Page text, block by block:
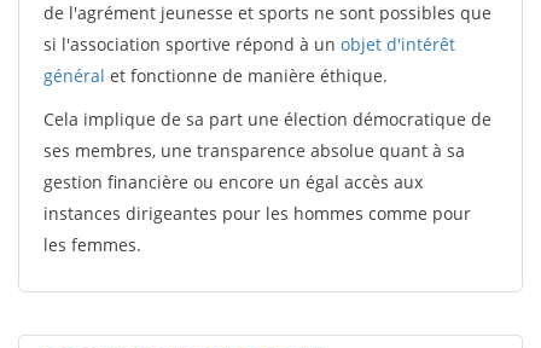
de l'agrément jeunesse et sports ne sont possibles que
si l'association sportive répond à un objet d'intérêt
général et fonctionne de manière éthique.
Cela implique de sa part une élection démocratique de
ses membres, une transparence absolue quant à sa
gestion financière ou encore un égal accès aux
instances dirigeantes pour les hommes comme pour
les femmes.